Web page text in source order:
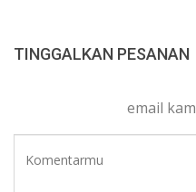
TINGGALKAN PESANAN
email